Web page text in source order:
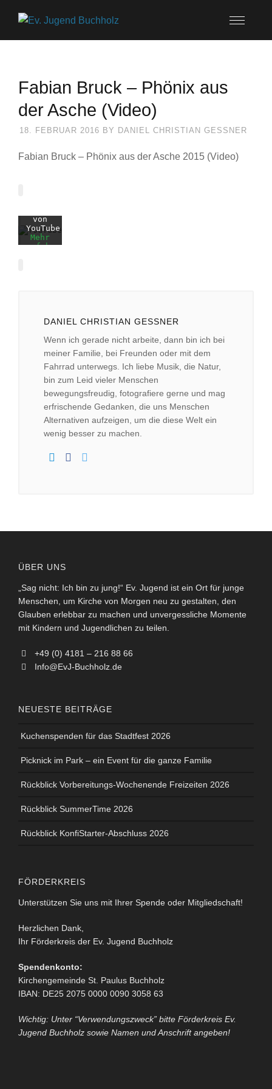
Fabian Bruck – Phönix aus
der Asche (Video)
18. FEBRUAR 2016 BY DANIEL CHRISTIAN GESSNER
Fabian Bruck – Phönix aus der Asche 2015 (Video)
Laden
von
YouTube.
Mehr
erfahren
entsperren
DANIEL CHRISTIAN GESSNER
Wenn ich gerade nicht arbeite, dann bin ich bei
meiner Familie, bei Freunden oder mit dem
Fahrrad unterwegs. Ich liebe Musik, die Natur,
bin zum Leid vieler Menschen
bewegungsfreudig, fotografiere gerne und mag
erfrischende Gedanken, die uns Menschen
Alternativen aufzeigen, um die diese Welt ein
wenig besser zu machen.
ÜBER UNS
„Sag nicht: Ich bin zu jung!“ Ev. Jugend ist ein Ort für junge
Menschen, um Kirche von Morgen neu zu gestalten, den
Glauben erlebbar zu machen und unvergessliche Momente
mit Kindern und Jugendlichen zu teilen.
+49 (0) 4181 – 216 88 66
Info@EvJ-Buchholz.de
NEUESTE BEITRÄGE
Kuchenspenden für das Stadtfest 2026
Picknick im Park – ein Event für die ganze Familie
Rückblick Vorbereitungs-Wochenende Freizeiten 2026
Rückblick SummerTime 2026
Rückblick KonfiStarter-Abschluss 2026
FÖRDERKREIS
Unterstützen Sie uns mit Ihrer Spende oder Mitgliedschaft!
Herzlichen Dank,
Ihr Förderkreis der Ev. Jugend Buchholz
Spendenkonto:
Kirchengemeinde St. Paulus Buchholz
IBAN: DE25 2075 0000 0090 3058 63
Wichtig: Unter “Verwendungszweck” bitte Förderkreis Ev.
Jugend Buchholz sowie Namen und Anschrift angeben!